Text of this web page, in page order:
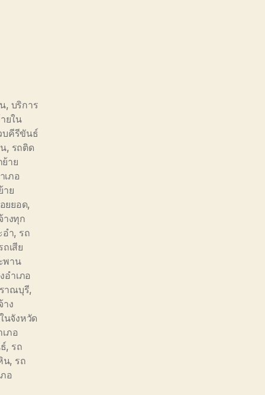
, บริการ
ยใน
บคีรีขันธ์
, รถติด
าย
เภอ
าย
ยยอด,
างทุก
อำ, รถ
เสีย
พาน
อำเภอ
าณบุรี,
าง
นจังหวัด
ภอ
, รถ
น, รถ
อ